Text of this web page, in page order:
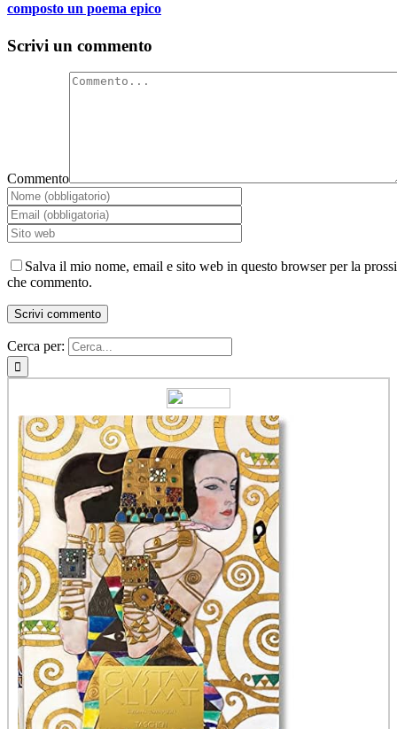
composto un poema epico
Scrivi un commento
Commento
Salva il mio nome, email e sito web in questo browser per la
che commento.
Cerca per: